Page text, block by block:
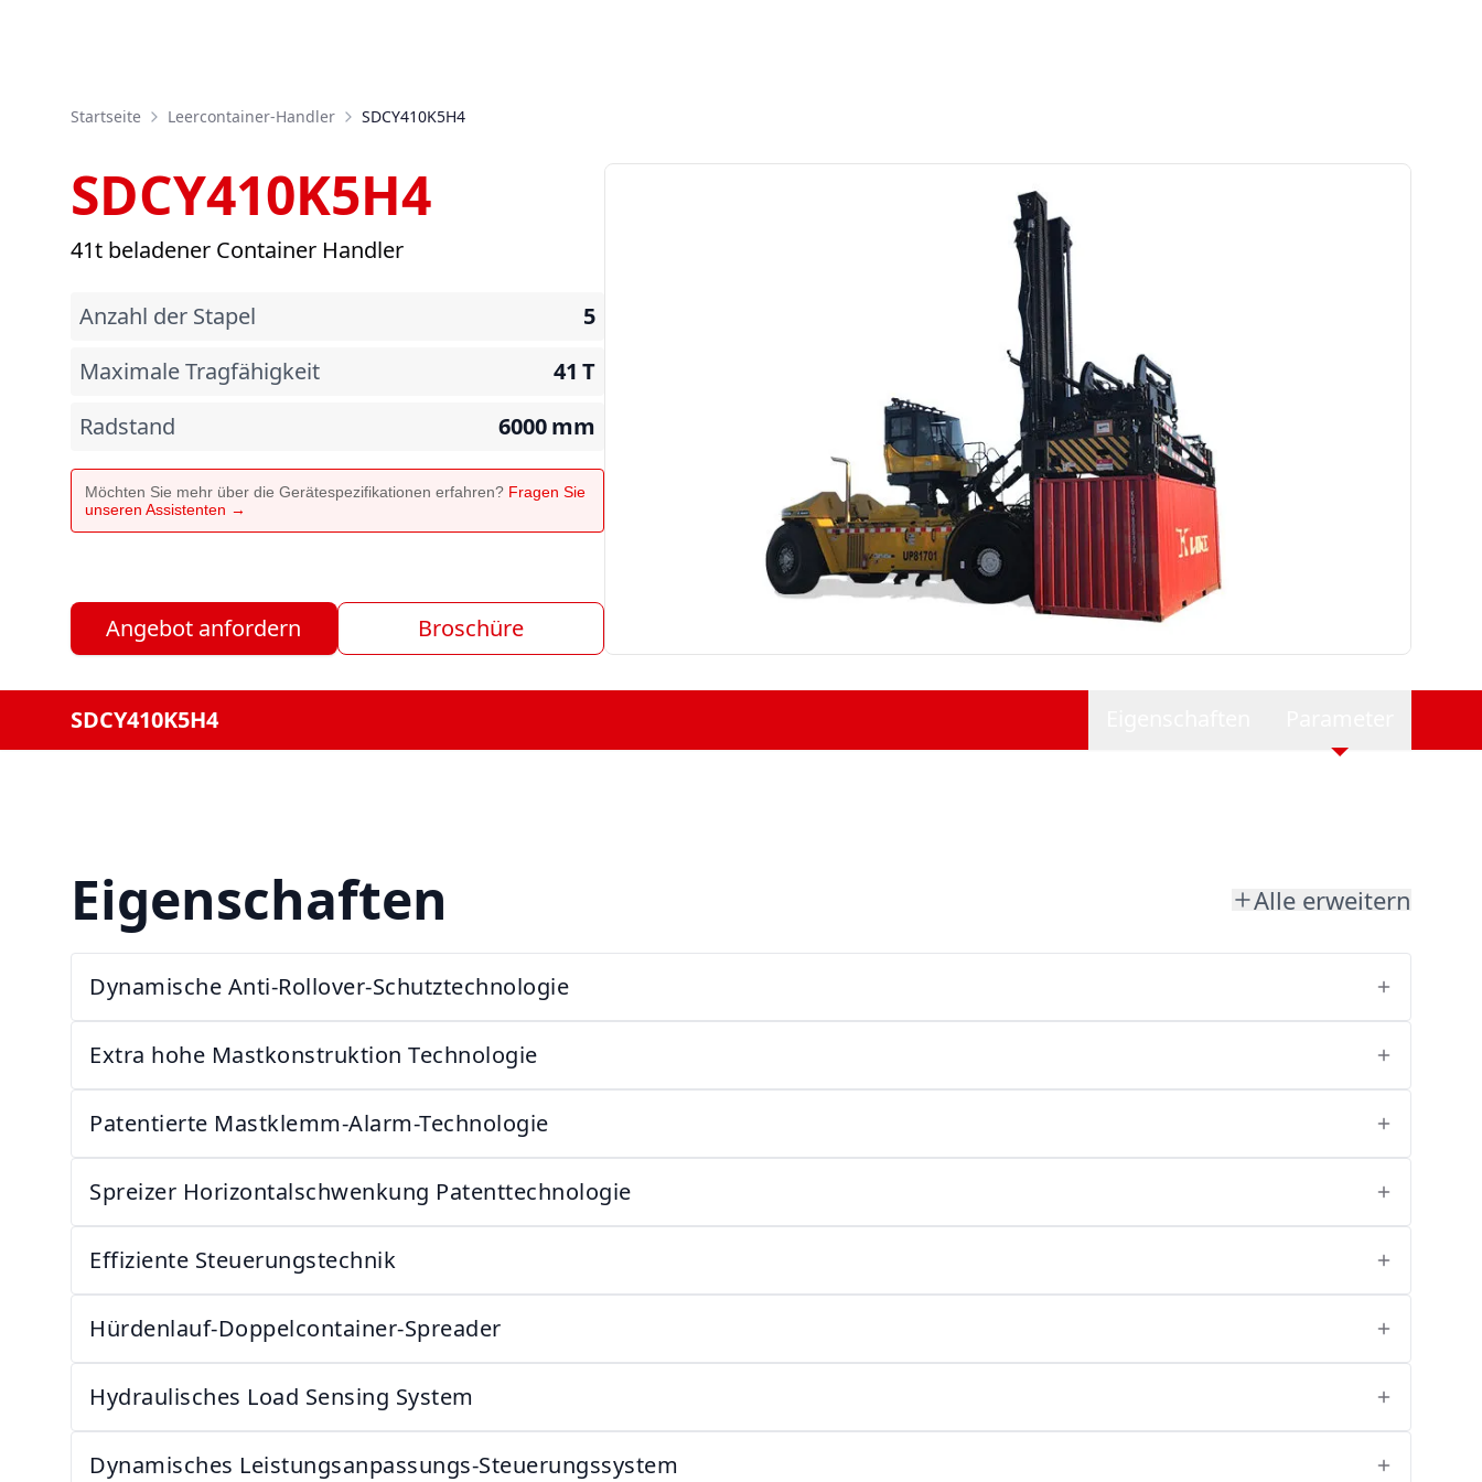
Startseite Leercontainer-Handler SDCY410K5H4
SDCY410K5H4
41t beladener Container Handler
Anzahl der Stapel
5
Maximale Tragfähigkeit
41 T
Radstand
6000mm
Möchten Sie mehr über die Gerätespezifikationen erfahren? Fragen Sie
unseren Assistenten →
Angebot anfordern Broschüre
SDCY410K5H4
Eigenschaften Alle erweitern
Dynamische Anti-Rollover-Schutztechnologie
Extra hohe Mastkonstruktion Technologie
Patentierte Mastklemm-Alarm-Technologie
Spreizer Horizontalschwenkung Patenttechnologie
Effiziente Steuerungstechnik
Hürdenlauf-Doppelcontainer-Spreader
Hydraulisches Load Sensing System
Dynamisches Leistungsanpassungs-Steuerungssystem